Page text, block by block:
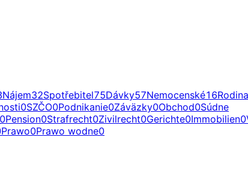
Nájem32Spotřebitel75Dávky57Nemocenské16Rodina
0SZČO0Podnikanie0Záväzky0Obchod0Súdne
0Pension0Strafrecht0Zivilrecht0Gerichte0Immobilien0
Prawo0Prawo wodne0